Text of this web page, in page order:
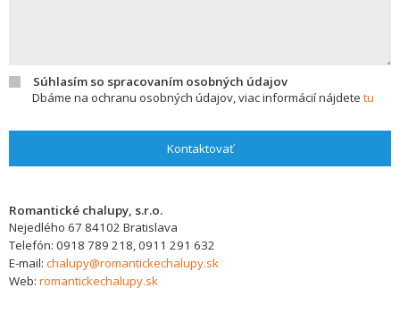
Súhlasím so spracovaním osobných údajov
Dbáme na ochranu osobných údajov, viac informácií nájdete tu
Kontaktovať
Romantické chalupy, s.r.o.
Nejedlého 67 84102 Bratislava
Telefón: 0918 789 218, 0911 291 632
E-mail: chalupy@romantickechalupy.sk
Web: romantickechalupy.sk